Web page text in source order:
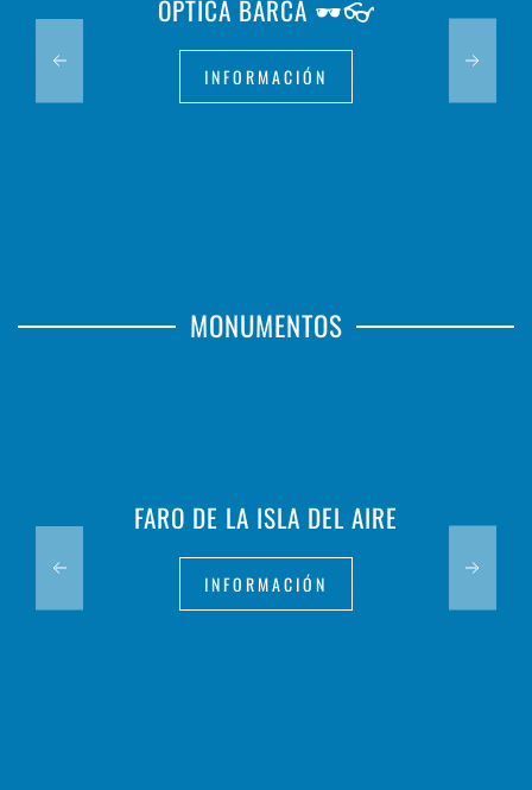
ÓPTICA BARCA 🕶️👓
INFORMACIÓN
MONUMENTOS
FARO DE LA ISLA DEL AIRE
INFORMACIÓN